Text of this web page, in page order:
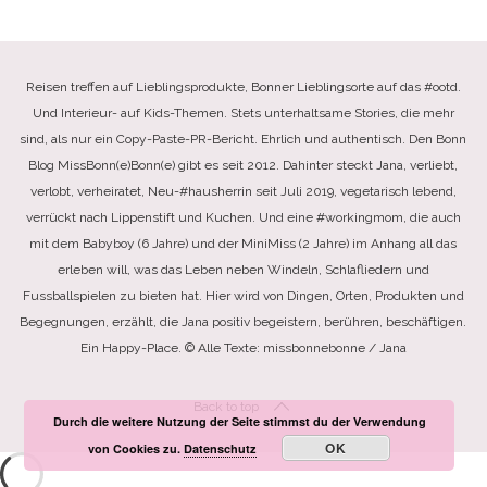
Reisen treffen auf Lieblingsprodukte, Bonner Lieblingsorte auf das #ootd.
Und Interieur- auf Kids-Themen. Stets unterhaltsame Stories, die mehr
sind, als nur ein Copy-Paste-PR-Bericht. Ehrlich und authentisch. Den Bonn
Blog MissBonn(e)Bonn(e) gibt es seit 2012. Dahinter steckt Jana, verliebt,
verlobt, verheiratet, Neu-#hausherrin seit Juli 2019, vegetarisch lebend,
verrückt nach Lippenstift und Kuchen. Und eine #workingmom, die auch
mit dem Babyboy (6 Jahre) und der MiniMiss (2 Jahre) im Anhang all das
erleben will, was das Leben neben Windeln, Schlafliedern und
Fussballspielen zu bieten hat. Hier wird von Dingen, Orten, Produkten und
Begegnungen, erzählt, die Jana positiv begeistern, berühren, beschäftigen.
Ein Happy-Place. © Alle Texte: missbonnebonne / Jana
Back to top
Durch die weitere Nutzung der Seite stimmst du der Verwendung
von Cookies zu.Datenschutz OK